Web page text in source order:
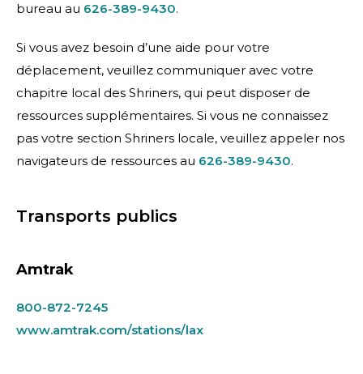
bureau au 626-389-9430.
Si vous avez besoin d’une aide pour votre
déplacement, veuillez communiquer avec votre
chapitre local des Shriners, qui peut disposer de
ressources supplémentaires. Si vous ne connaissez
pas votre section Shriners locale, veuillez appeler nos
navigateurs de ressources au 626-389-9430.
Transports publics
Amtrak
800-872-7245
www.amtrak.com/stations/lax